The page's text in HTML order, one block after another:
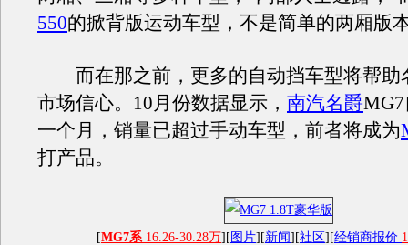
550的掀背版运动车型，不是简单的两厢版
而在那之前，更多的自动挡车型将帮助
市场信心。10月份数据显示， 南汽名爵
一个月，销量已超过手动车型，前者将成为
打产品。
[MG7系16.26-30.28万][ 图片][新闻][社区][经销商报价